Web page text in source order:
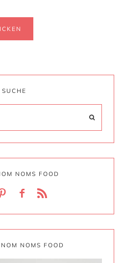
SUCHE
NOMS FOOD
NOMS FOOD